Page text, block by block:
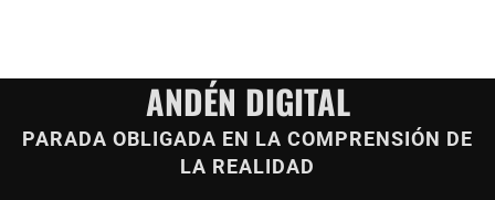
ANDÉN DIGITAL
PARADA OBLIGADA EN LA COMPRENSIÓN DE
LA REALIDAD